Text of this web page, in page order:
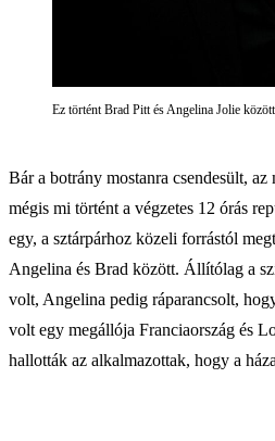
Ez történt Brad Pitt és Angelina Jolie
Bár a botrány mostanra csendesült,
mégis mi történt a végzetes 12 órás
egy, a sztárpárhoz közeli forrástól
Angelina és Brad között. Állítólag a
volt, Angelina pedig ráparancsolt,
volt egy megállója Franciaország és
hallották az alkalmazottak, hogy a